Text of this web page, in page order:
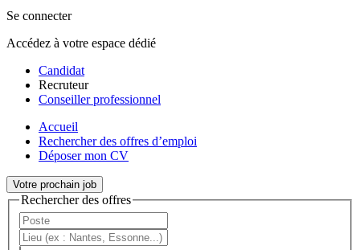
Se connecter
Accédez à votre espace dédié
Candidat
Recruteur
Conseiller professionnel
Accueil
Rechercher des offres d’emploi
Déposer mon CV
Votre prochain job
Rechercher des offres